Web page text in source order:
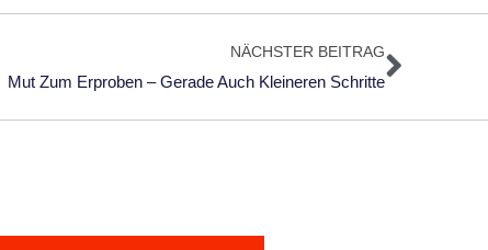
NÄCHSTER BEITRAG
Mut Zum Erproben – Gerade Auch Kleineren Schritte